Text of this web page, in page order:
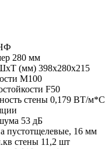
280 мм
(мм) 398х280х215
М100
F50
стены 0,179 ВТ/м*С
53 дБ
пустотщелевые, 16 мм
стены 11,2 шт